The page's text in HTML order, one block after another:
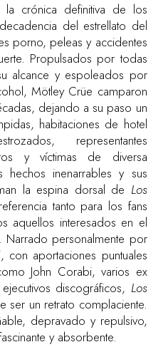
crónica definitiva de los
del estrellato del
porno, peleas y accidentes
Propulsados por todas
alcance y espoleados por
Mötley Crüe camparon
dejando a su paso un
habitaciones de hotel
representantes
y víctimas de diversa
hechos inenarrables y sus
la espina dorsal de Los
tanto para los fans
aquellos interesados en el
personalmente por
con aportaciones puntuales
John Corabi, varios ex
discográficos, Los
ser un retrato complaciente.
depravado y repulsivo,
y absorbente.